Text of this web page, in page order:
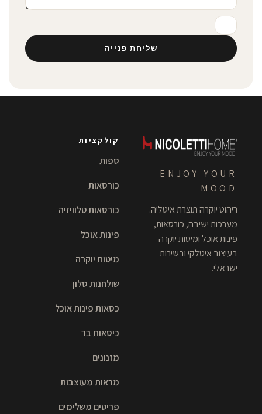
שליחת פנייה
ENJOY YOUR
MOOD
ריהוט יוקרה תוצרת איטליה.
מערכות ישיבה, כורסאות,
פינות אוכל ומיטות יוקרה
בעיצוב איטלקי ובשירות
ישראלי.
קולקציות
ספות
כורסאות
כורסאות טלוויזיה
פינות אוכל
מיטות יוקרה
שולחנות סלון
כסאות פינות אוכל
כיסאות בר
מזנונים
מראות מעוצבות
פריטים משלימים